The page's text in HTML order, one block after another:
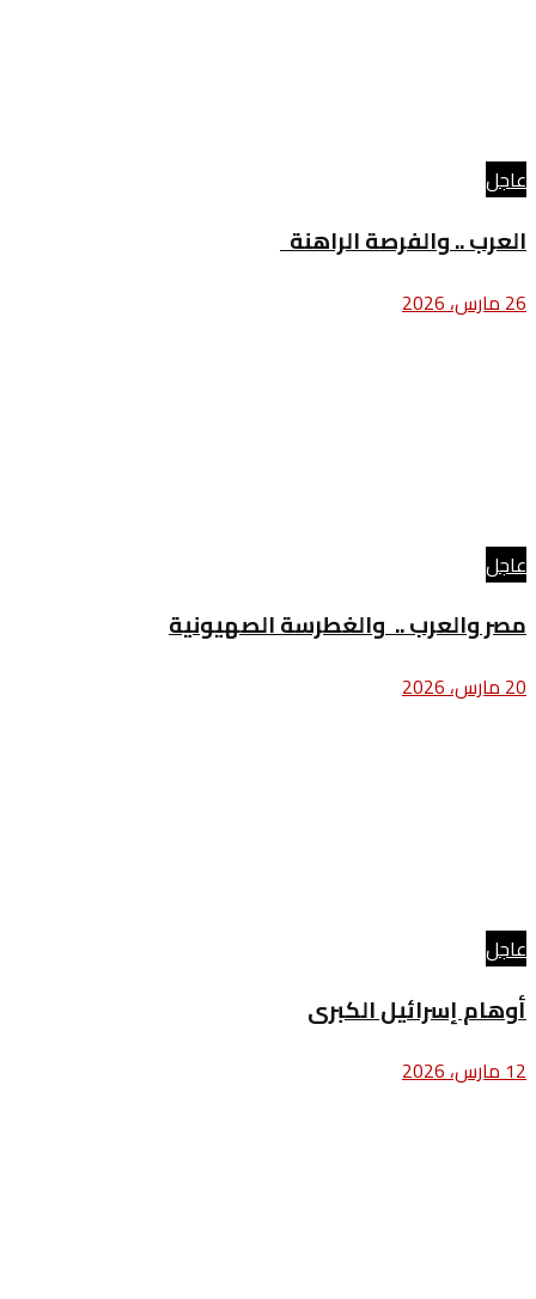
عاجل
العرب .. والفرصة الراهنة
26 مارس، 2026
عاجل
مصر والعرب .. والغطرسة الصهيونية
20 مارس، 2026
عاجل
أوهام إسرائيل الكبرى
12 مارس، 2026